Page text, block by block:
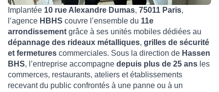
Implantée 10 rue Alexandre Dumas, 75011 Paris,
l’agence HBHS couvre l’ensemble du 11e
arrondissement grâce à ses unités mobiles dédiées au
dépannage des rideaux métalliques, grilles de sécurité
et fermetures commerciales. Sous la direction de Hassen
BHS, l’entreprise accompagne depuis plus de 25 ans les
commerces, restaurants, ateliers et établissements
recevant du public confrontés à une panne ou à un